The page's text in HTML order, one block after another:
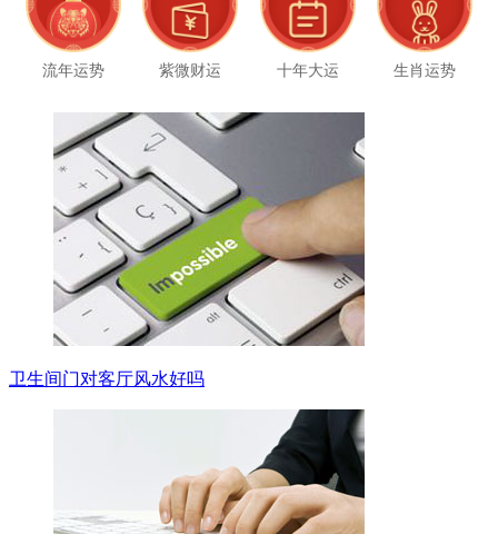
流年运势 紫微财运 十年大运 生肖运势
卫生间门对客厅风水好吗